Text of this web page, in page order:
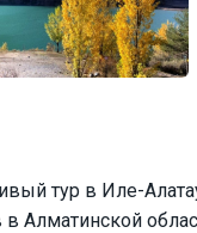
тур в Иле-
Алматинской